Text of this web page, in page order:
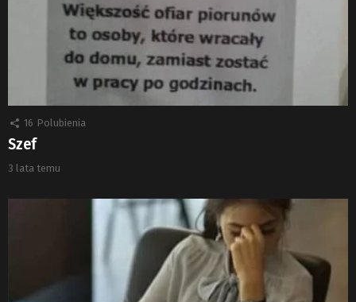
16 Polubienia
Szef
3 lata temu